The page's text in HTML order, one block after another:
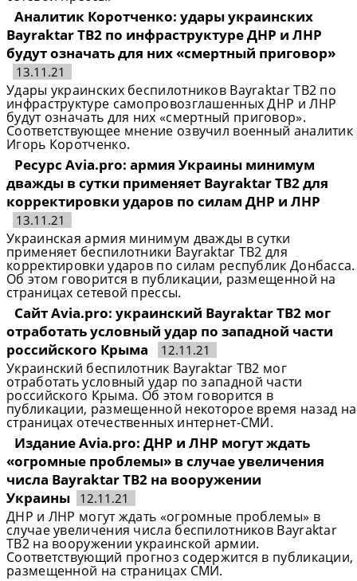
Аналитик Коротченко: удары украинских
Bayraktar TB2 по инфраструктуре ДНР и ЛНР
будут означать для них «смертный приговор»
13.11.21
Удары украинских беспилотников Bayraktar TB2 по
инфраструктуре самопровозглашенных ДНР и ЛНР
будут означать для них «смертный приговор».
Соответствующее мнение озвучил военный аналитик
Игорь Коротченко.
Ресурс Avia.pro: армия Украины минимум
дважды в сутки применяет Bayraktar TB2 для
корректировки ударов по силам ДНР и ЛНР
13.11.21
Украинская армия минимум дважды в сутки
применяет беспилотники Bayraktar TB2 для
корректировки ударов по силам республик Донбасса.
Об этом говорится в публикации, размещенной на
страницах сетевой прессы.
Сайт Avia.pro: украинский Bayraktar TB2 мог
отработать условный удар по западной части
российского Крыма
12.11.21
Украинский беспилотник Bayraktar TB2 мог
отработать условный удар по западной части
российского Крыма. Об этом говорится в
публикации, размещенной некоторое время назад на
страницах отечественных интернет-СМИ.
Издание Avia.pro: ДНР и ЛНР могут ждать
«огромные проблемы» в случае увеличения
числа Bayraktar TB2 на вооружении
Украины
12.11.21
ДНР и ЛНР могут ждать «огромные проблемы» в
случае увеличения числа беспилотников Bayraktar
TB2 на вооружении украинской армии.
Соответствующий прогноз содержится в публикации,
размещенной на страницах СМИ.